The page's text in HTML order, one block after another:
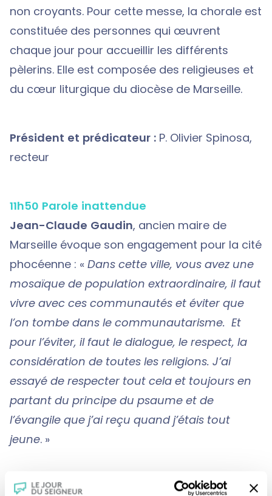
non croyants. Pour cette messe, la chorale est
constituée des personnes qui œuvrent
chaque jour pour accueillir les différents
pèlerins. Elle est composée des religieuses et
du cœur liturgique du diocèse de Marseille.
Président et prédicateur : P. Olivier Spinosa,
recteur
11h50 Parole inattendue
Jean-Claude Gaudin, ancien maire de
Marseille évoque son engagement pour la cité
phocéenne : « Dans cette ville, vous avez une
mosaïque de population extraordinaire, il faut
vivre avec ces communautés et éviter que
l’on tombe dans le communautarisme. Et
pour l’éviter, il faut le dialogue, le respect, la
considération de toutes les religions. J’ai
essayé de respecter tout cela et toujours en
partant du principe du psaume et de
l’évangile que j’ai reçu quand j’étais tout
jeune. »
En savoir plus sur cette série , en partenariat